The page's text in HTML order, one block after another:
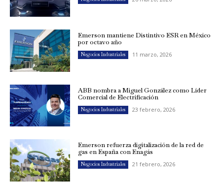
Emerson mantiene Distintivo ESR en México
por octavo año
Negocios Industriales 11 marzo, 2026
ABB nombra a Miguel González como Líder
Comercial de Electrificación
Negocios Industriales 23 febrero, 2026
Emerson refuerza digitalización de la red de
gas en España con Enagás
Negocios Industriales 21 febrero, 2026